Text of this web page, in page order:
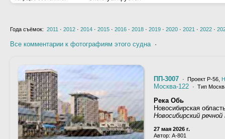
Года съёмок: 2011 · 2012 · 2014 · 2015 · 2016 · 2018 · 2019 · 2020 · 2021 · 2022 ·
Все комментарии к фотографиям этого судна·
ПП-3007 · Проект Р-56,
Москва-122 · Тип
Река Обь
Новосибирская
Новосибирский речной
27 мая 2026 г.
Автор: A-801